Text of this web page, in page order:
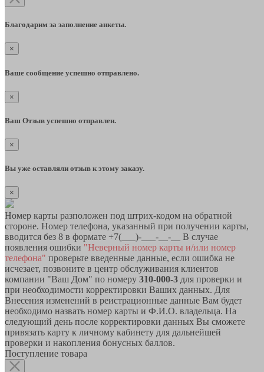
Благодарим за заполнение анкеты.
×
Ваше сообщение успешно отправлено.
×
Ваш Отзыв успешно отправлен.
×
Вы уже оставляли отзыв к этому заказу.
×
Номер карты разположен под штрих-кодом на обратной
стороне. Номер телефона, указанный при получении карты,
вводится без 8 в формате +7(___)-___-__-__ В случае
появления ошибки "Неверный номер карты и/или номер
телефона" проверьте введенные данные, если ошибка не
исчезает, позвоните в центр обслуживания клиентов
компании "Ваш Дом" по номеру 310-000-3 для проверки и
при необходимости корректировки Ваших данных. Для
Внесения изменений в реистрационные данные Вам будет
необходимо назвать номер карты и Ф.И.О. владельца. На
следующий день после корректировки данных Вы сможете
привязать карту к личному кабинету для дальнейшей
проверки и накопления бонусных баллов.
Поступление товара